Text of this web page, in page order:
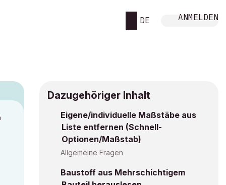
DE ANMELDEN
Dazugehöriger Inhalt
Eigene/individuelle Maßstäbe aus
Liste entfernen (Schnell-
Optionen/Maßstab)
Allgemeine Fragen
Baustoff aus Mehrschichtigem